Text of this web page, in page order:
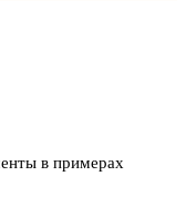
в примерах